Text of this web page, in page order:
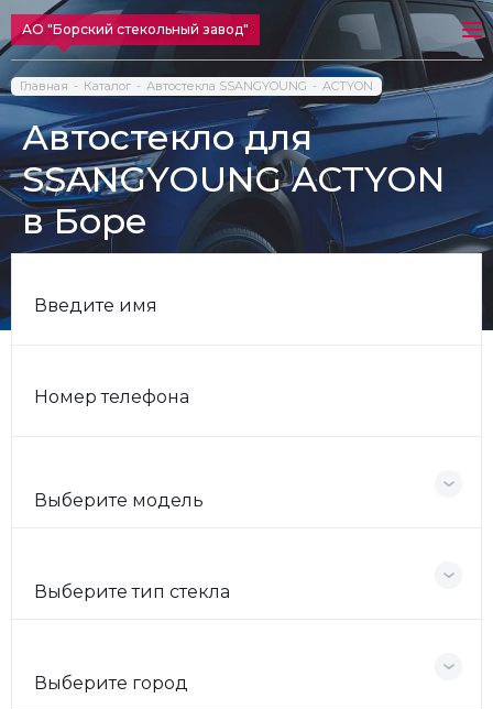
АО "Борский стекольный завод"
Главная Каталог Автостекла SSANGYOUNG ACTYON
Автостекло для
SSANGYOUNG ACTYON
в Боре
Введите имя
Номер телефона
Выберите модель
Выберите тип стекла
Выберите город